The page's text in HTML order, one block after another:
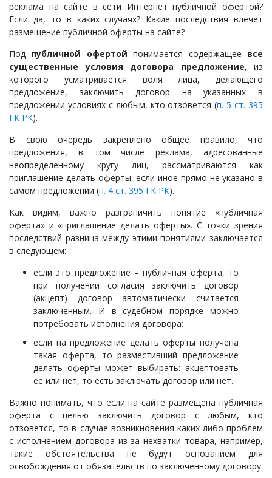
реклама на сайте в сети Интернет публичной офертой?
Если да, то в каких случаях? Какие последствия влечет
размещение публичной оферты на сайте?
Под публичной офертой понимается содержащее все
существенные условия договора предложение, из
которого усматривается воля лица, делающего
предложение, заключить договор на указанных в
предложении условиях с любым, кто отзовется (п. 5 ст. 395
ГК РК).
В свою очередь закреплено общее правило, что
предложения, в том числе реклама, адресованные
неопределенному кругу лиц, рассматриваются как
приглашение делать оферты, если иное прямо не указано в
самом предложении (п. 4 ст. 395 ГК РК).
Как видим, важно разграничить понятие «публичная
оферта» и «приглашение делать оферты». С точки зрения
последствий разница между этими понятиями заключается
в следующем:
если это предложение – публичная оферта, то
при получении согласия заключить договор
(акцепт) договор автоматически считается
заключенным. И в судебном порядке можно
потребовать исполнения договора;
если на предложение делать оферты получена
такая оферта, то разместивший предложение
делать оферты может выбирать: акцептовать
ее или нет, то есть заключать договор или нет.
Важно понимать, что если на сайте размещена публичная
оферта с целью заключить договор с любым, кто
отзовется, то в случае возникновения каких-либо проблем
с исполнением договора из-за нехватки товара, например,
такие обстоятельства не будут основанием для
освобождения от обязательств по заключенному договору.